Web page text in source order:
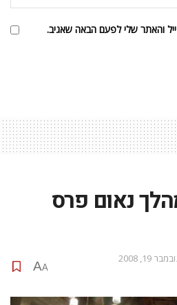
והאתר שלי לפעם הבאה שאגיב.
נאום פרס
19, 2008
A
A